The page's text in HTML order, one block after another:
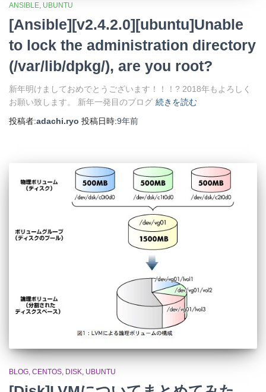
ANSIBLE UBUNTU
[Ansible][v2.4.2.0][ubuntu]Unable
to lock the administration directory
(/var/lib/dpkg/), are you root?
新年明けましておめでとうございます！！！? 2018年もよろしく
お願い致します。 新年一発目のブログ 続きを読む
投稿者:adachi.ryo 投稿日時:9年前
BLOG CENTOS DISK UBUNTU